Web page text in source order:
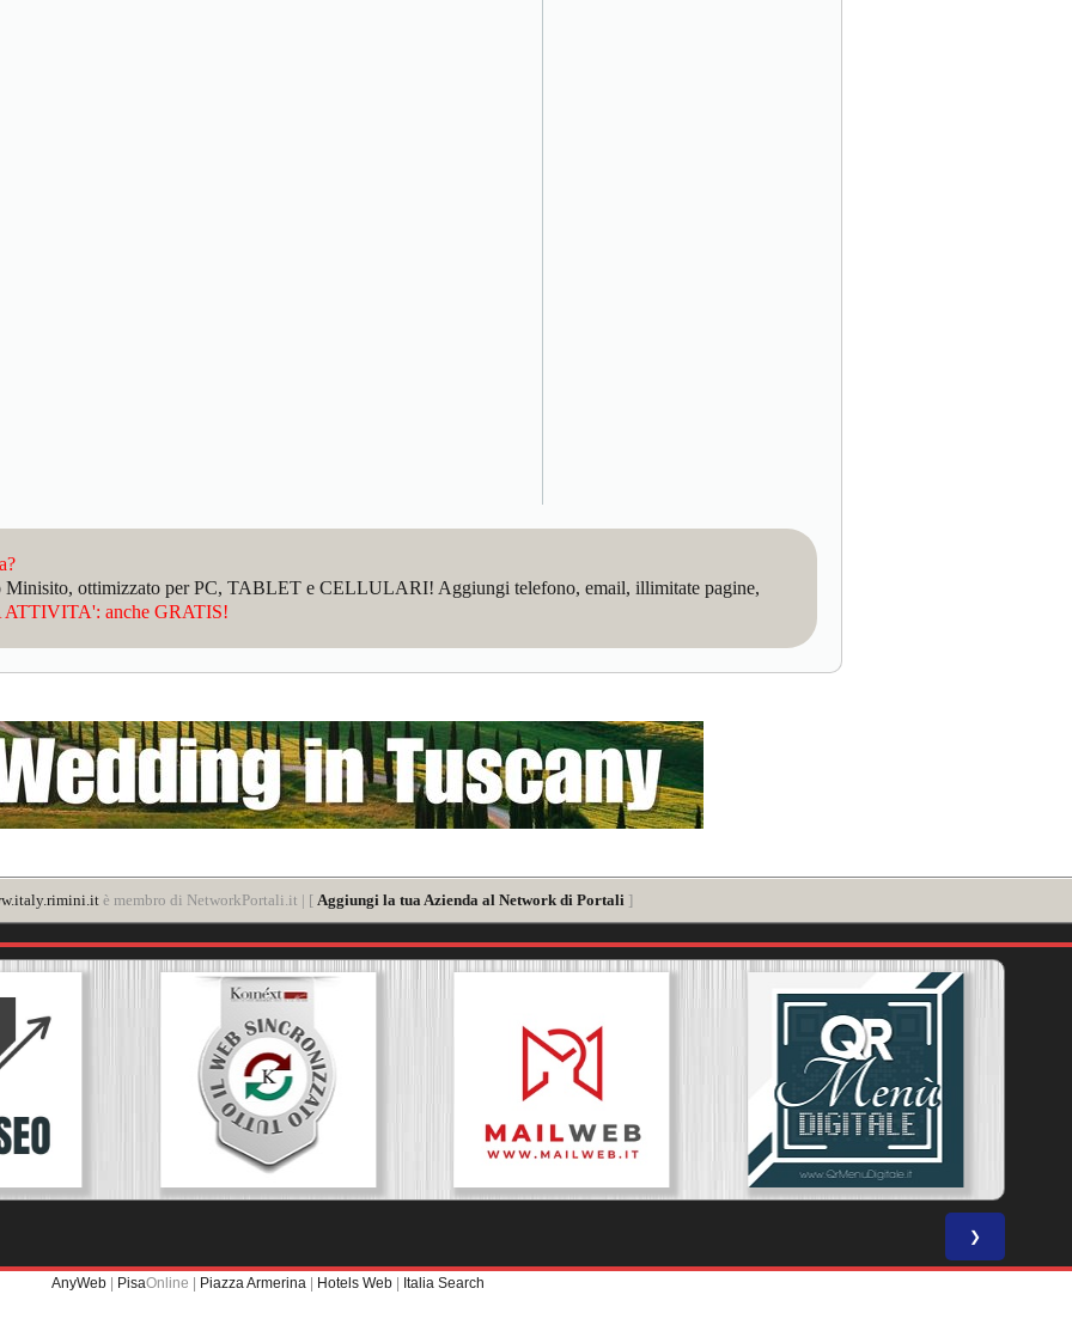
Minisito, ottimizzato per PC, TABLET e CELLULARI! Aggiungi telefono, email, illimitate pagine,
anche GRATIS!
è membro di NetworkPortali.it | [ Aggiungi la tua Azienda al Network di Portali ]
❯
AnyWeb | PisaOnline | Piazza Armerina | Hotels Web | Italia Search